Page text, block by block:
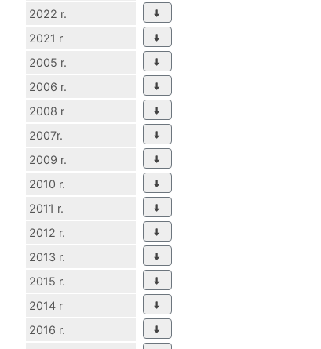
2022 r.
2021 r
2005 r.
2006 r.
2008 r
2007r.
2009 r.
2010 r.
2011 r.
2012 r.
2013 r.
2015 r.
2014 r
2016 r.